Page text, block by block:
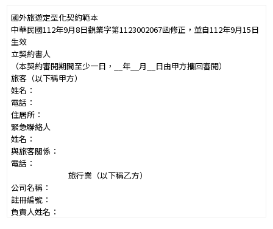
國外旅遊定型化契約範本
中華民國112年9月8日觀業字第1123002067函修正，並自112年9月15日
生效
立契約書人
（本契約審閱期間至少一日，__年__月__日由甲方攜回審閱）
旅客（以下稱甲方）
姓名：
電話：
住居所：
緊急聯絡人
姓名：
與旅客關係：
電話：
旅行業（以下稱乙方）
公司名稱：
註冊編號：
負責人姓名：